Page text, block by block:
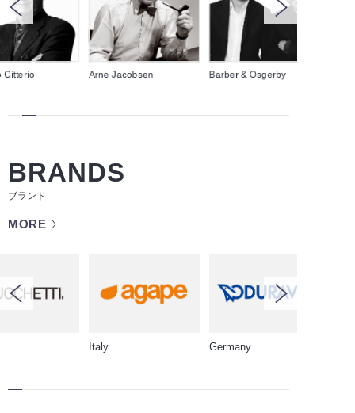
Citterio Arne Jacobsen Barber & Osgerby
BRANDS
ブランド
MORE
Italy Germany